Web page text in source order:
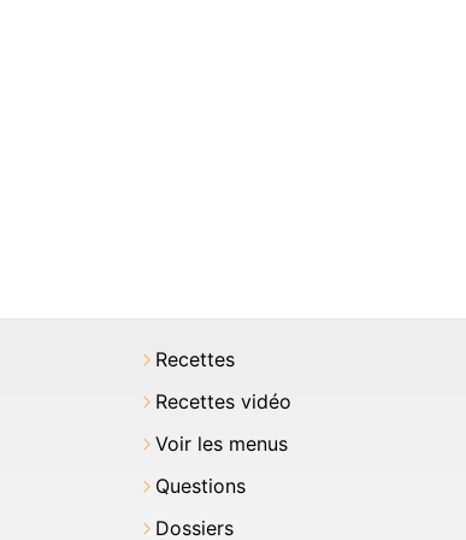
Recettes
Recettes vidéo
Voir les menus
Questions
Dossiers